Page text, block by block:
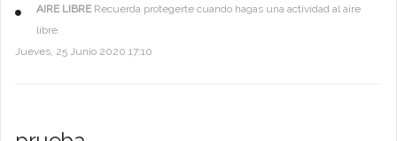
AIRE LIBRE Recuerda protegerte cuando hagas una actividad al aire
libre.
Jueves, 25 Junio 2020 17:10